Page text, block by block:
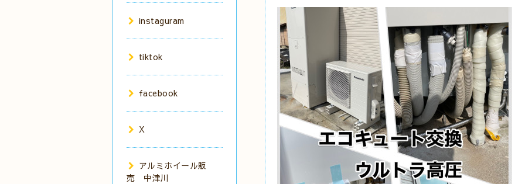
instaguram
tiktok
facebook
X
アルミホイール販
売 中津川